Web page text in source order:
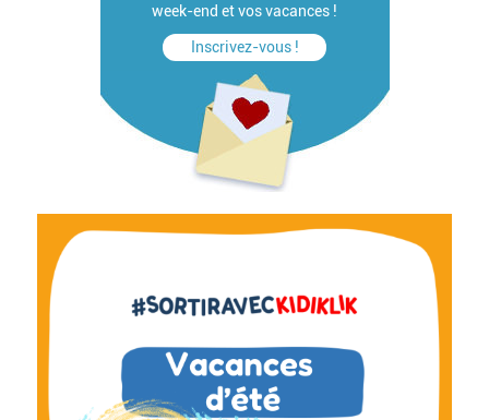
week-end et vos vacances !
Inscrivez-vous !